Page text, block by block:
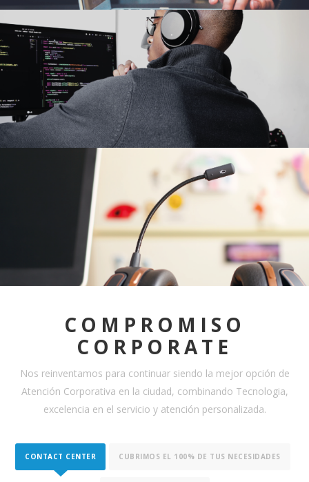
COMPROMISO
CORPORATE
Nos reinventamos para continuar siendo la mejor opción de
Atención Corporativa en la ciudad, combinando Tecnologia,
excelencia en el servicio y atención personalizada.
CONTACT CENTER CUBRIMOS EL 100% DE TUS NECESIDADES